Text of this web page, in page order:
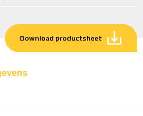
Download productsheet